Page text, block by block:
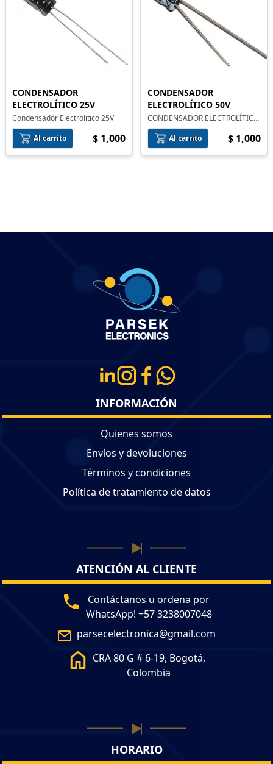
CONDENSADOR
ELECTROLÍTICO 25V
Condensador Electrolitico 25V
Al carrito
$ 1,000
CONDENSADOR
ELECTROLÍTICO 50V
CONDENSADOR ELECTROLÍTICO
50 V
Al carrito
$ 1,000
INFORMACIÓN
Quienes somos
Envíos y devoluciones
Términos y condiciones
Política de tratamiento de datos
ATENCIÓN AL CLIENTE
Contáctanos u ordena por
WhatsApp! +57 3238007048
parsecelectronica@gmail.com
CRA 80 G # 6-19, Bogotá,
Colombia
HORARIO